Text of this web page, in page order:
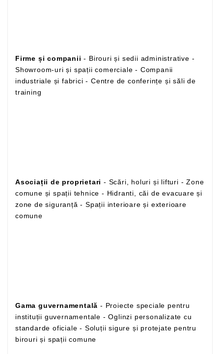
Firme și companii - Birouri și sedii administrative -
Showroom-uri și spații comerciale - Companii
industriale și fabrici - Centre de conferințe și săli de
training
Asociații de proprietari - Scări, holuri și lifturi - Zone
comune și spații tehnice - Hidranti, căi de evacuare și
zone de siguranță - Spații interioare și exterioare
comune
Gama guvernamentală - Proiecte speciale pentru
instituții guvernamentale - Oglinzi personalizate cu
standarde oficiale - Soluții sigure și protejate pentru
birouri și spații comune